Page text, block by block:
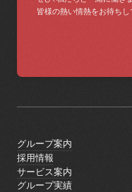
皆様の熱い情熱をお待ちし
グループ案内
グループ案内
採用情報
採用情報
サービス案内
サービス案内
グループ実績